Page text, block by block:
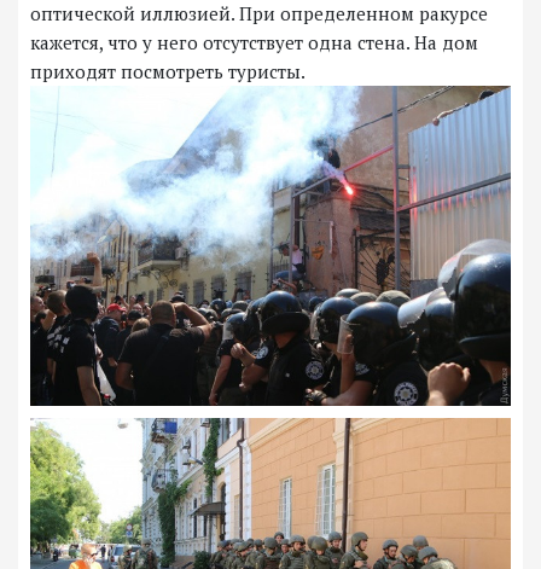
оптической иллюзией. При определенном ракурсе
кажется, что у него отсутствует одна стена. На дом
приходят посмотреть туристы.